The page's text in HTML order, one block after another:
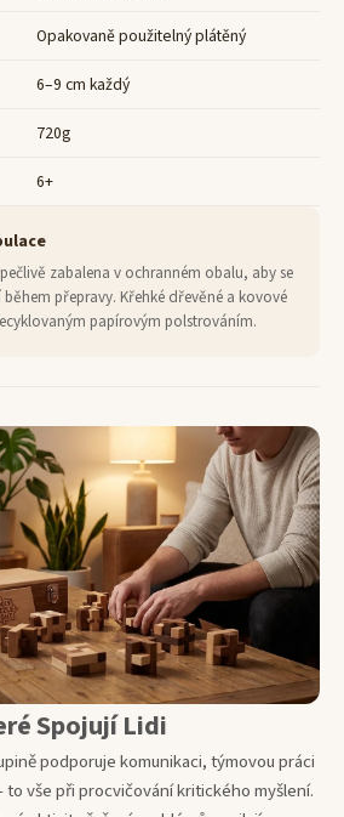
Opakovaně použitelný plátěný
6–9 cm každý
720g
6+
zabalena v ochranném obalu, aby se
přepravy. Křehké dřevěné a kovové
papírovým polstrováním.
Spojují Lidi
podporuje komunikaci, týmovou práci
vše při procvičování kritického myšlení.